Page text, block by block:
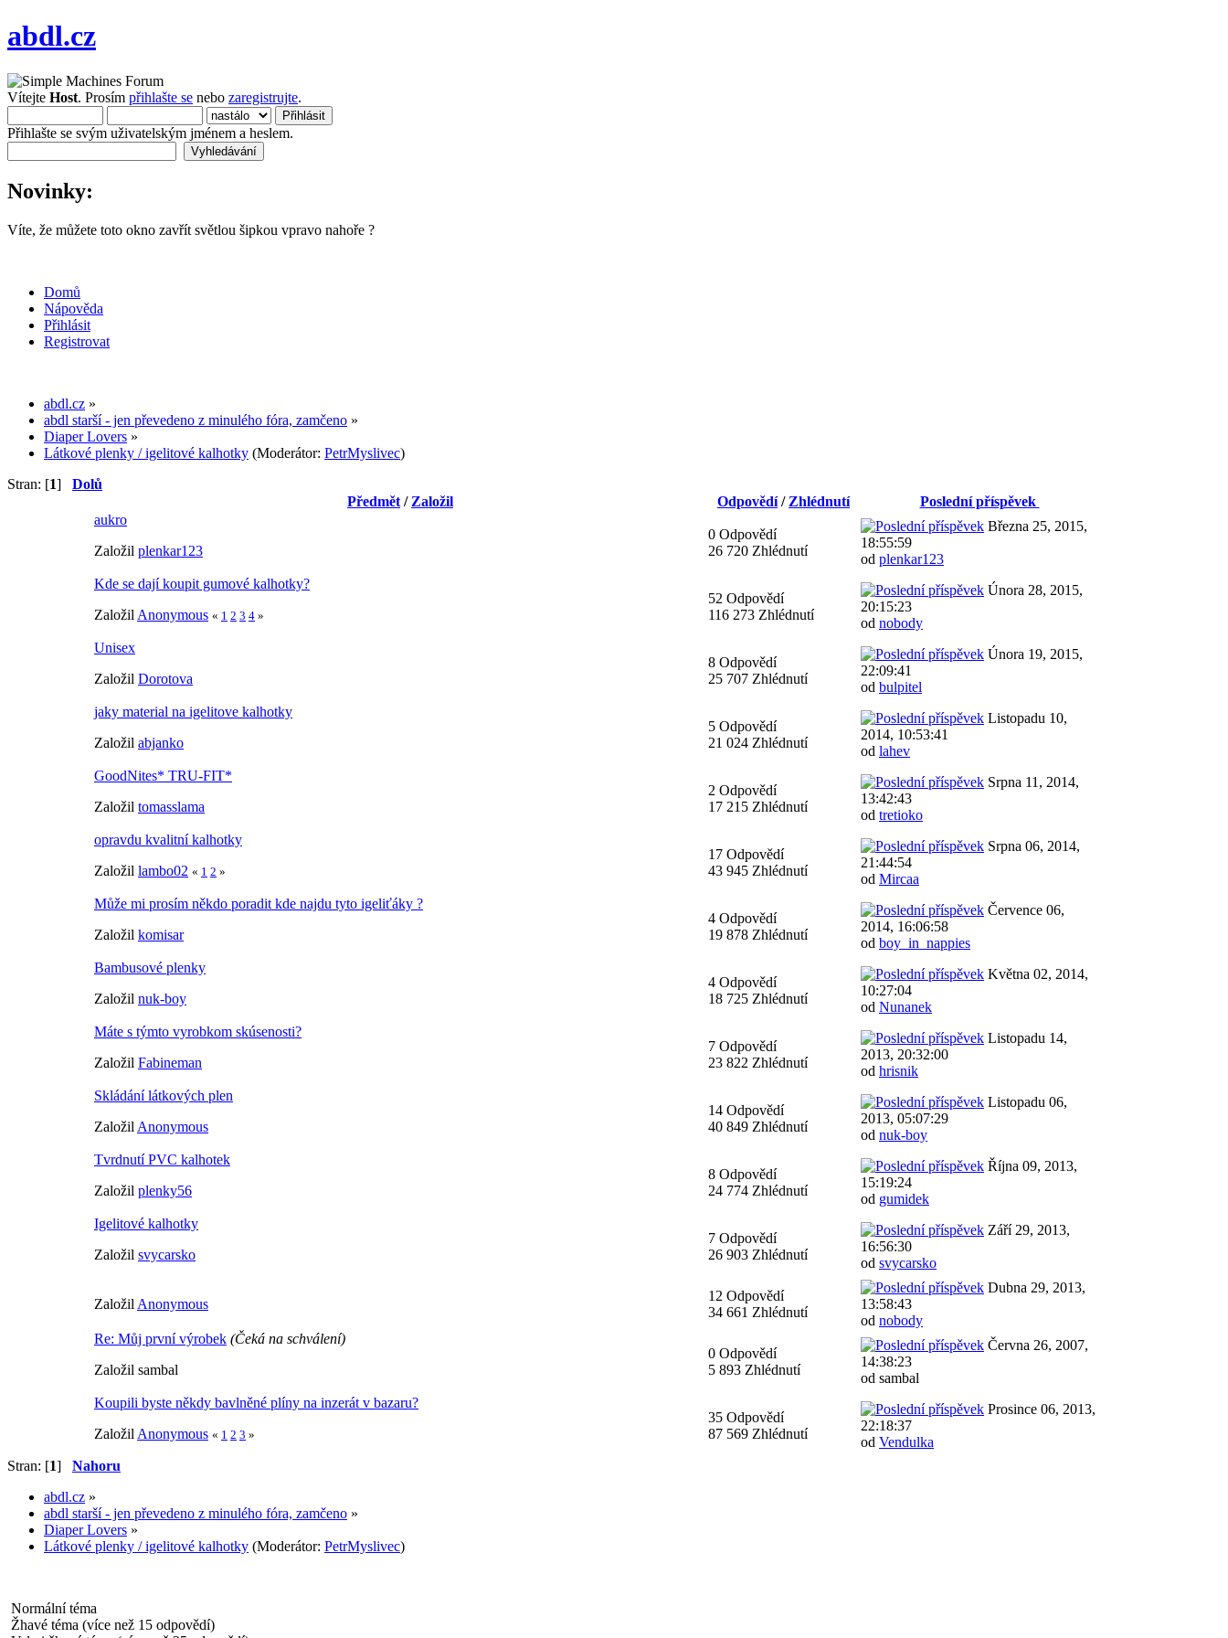
abdl.cz
Vítejte Host. Prosím přihlašte se nebo zaregistrujte.
Přihlašte se svým uživatelským jménem a heslem.
Novinky:
Víte, že můžete toto okno zavřít světlou šipkou vpravo nahoře ?
Domů
Nápověda
Přihlásit
Registrovat
abdl.cz »
abdl starší - jen převedeno z minulého fóra, zamčeno »
Diaper Lovers »
Látkové plenky / igelitové kalhotky (Moderátor: PetrMyslivec)
Stran: [1] Dolů
Předmět / Založil Odpovědí/ Zhlédnutí
Poslední příspěvek
aukro
Založil plenkar123
0 Odpovědí
26 720 Zhlédnutí
Března 25, 2015,
18:55:59
od plenkar123
Kde se dají koupit gumové kalhotky?
Založil Anonymous « 1 2 3 4 »
52 Odpovědí
116 273 Zhlédnutí
Února 28, 2015,
20:15:23
od nobody
Unisex
Založil Dorotova
8 Odpovědí
25 707 Zhlédnutí
Února 19, 2015,
22:09:41
od bulpitel
jaky material na igelitove kalhotky
Založil abjanko
5 Odpovědí
21 024 Zhlédnutí
Listopadu 10,
2014, 10:53:41
od lahev
GoodNites* TRU-FIT*
Založil tomasslama
2 Odpovědí
17 215 Zhlédnutí
Srpna 11, 2014,
13:42:43
od tretioko
opravdu kvalitní kalhotky
Založil lambo02 « 1 2 »
17 Odpovědí
43 945 Zhlédnutí
Srpna 06, 2014,
21:44:54
od Mircaa
Může mi prosím někdo poradit kde najdu tyto igeliťáky ?
Založil komisar
4 Odpovědí
19 878 Zhlédnutí
Července 06,
2014, 16:06:58
od boy_in_nappies
Bambusové plenky
Založil nuk-boy
4 Odpovědí
18 725 Zhlédnutí
Května 02, 2014,
10:27:04
od Nunanek
Máte s týmto vyrobkom skúsenosti?
Založil Fabineman
7 Odpovědí
23 822 Zhlédnutí
Listopadu 14,
2013, 20:32:00
od hrisnik
Skládání látkových plen
Založil Anonymous
14 Odpovědí
40 849 Zhlédnutí
Listopadu 06,
2013, 05:07:29
od nuk-boy
Tvrdnutí PVC kalhotek
Založil plenky56
8 Odpovědí
24 774 Zhlédnutí
Října 09, 2013,
15:19:24
od gumidek
Igelitové kalhotky
Založil svycarsko
7 Odpovědí
26 903 Zhlédnutí
Září 29, 2013,
16:56:30
od svycarsko
Založil Anonymous
12 Odpovědí
34 661 Zhlédnutí
Dubna 29, 2013,
13:58:43
od nobody
Re: Můj první výrobek (Čeká na schválení)
Založil sambal
0 Odpovědí
5 893 Zhlédnutí
Června 26, 2007,
14:38:23
od sambal
Koupili byste někdy bavlněné plíny na inzerát v bazaru?
Založil Anonymous « 1 2 3 »
35 Odpovědí
87 569 Zhlédnutí
Prosince 06, 2013,
22:18:37
od Vendulka
Stran: [1] Nahoru
abdl.cz »
abdl starší - jen převedeno z minulého fóra, zamčeno »
Diaper Lovers »
Látkové plenky / igelitové kalhotky (Moderátor: PetrMyslivec)
Normální téma
Žhavé téma (více než 15 odpovědí)